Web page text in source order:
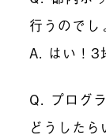
行うのでし
A. はい！3
Q. プログ
どうしたら